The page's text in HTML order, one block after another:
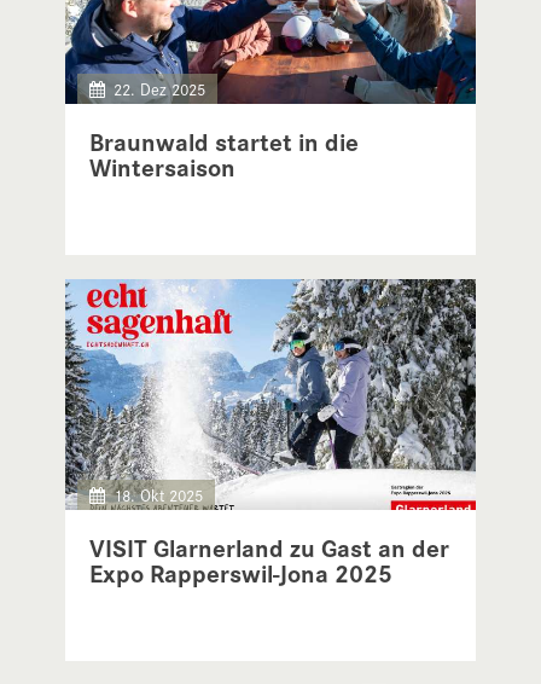
Braunwald startet in die
Wintersaison
22. Dez 2025
VISIT Glarnerland zu Gast an der
Expo Rapperswil-Jona 2025
18. Okt 2025